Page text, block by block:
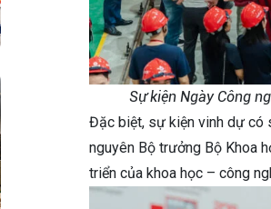
Sự kiện Ngày Công
Đặc biệt, sự kiện vinh dự có
nguyên Bộ trưởng Bộ Khoa
triển của khoa học – công